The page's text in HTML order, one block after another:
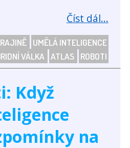
Číst dál...
UMĚLÁ INTELIGENCE
VÁLKA ATLAS ROBOTI
Když
na